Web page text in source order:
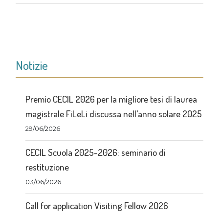
Notizie
Premio CECIL 2026 per la migliore tesi di laurea
magistrale FiLeLi discussa nell’anno solare 2025
29/06/2026
CECIL Scuola 2025-2026: seminario di
restituzione
03/06/2026
Call for application Visiting Fellow 2026